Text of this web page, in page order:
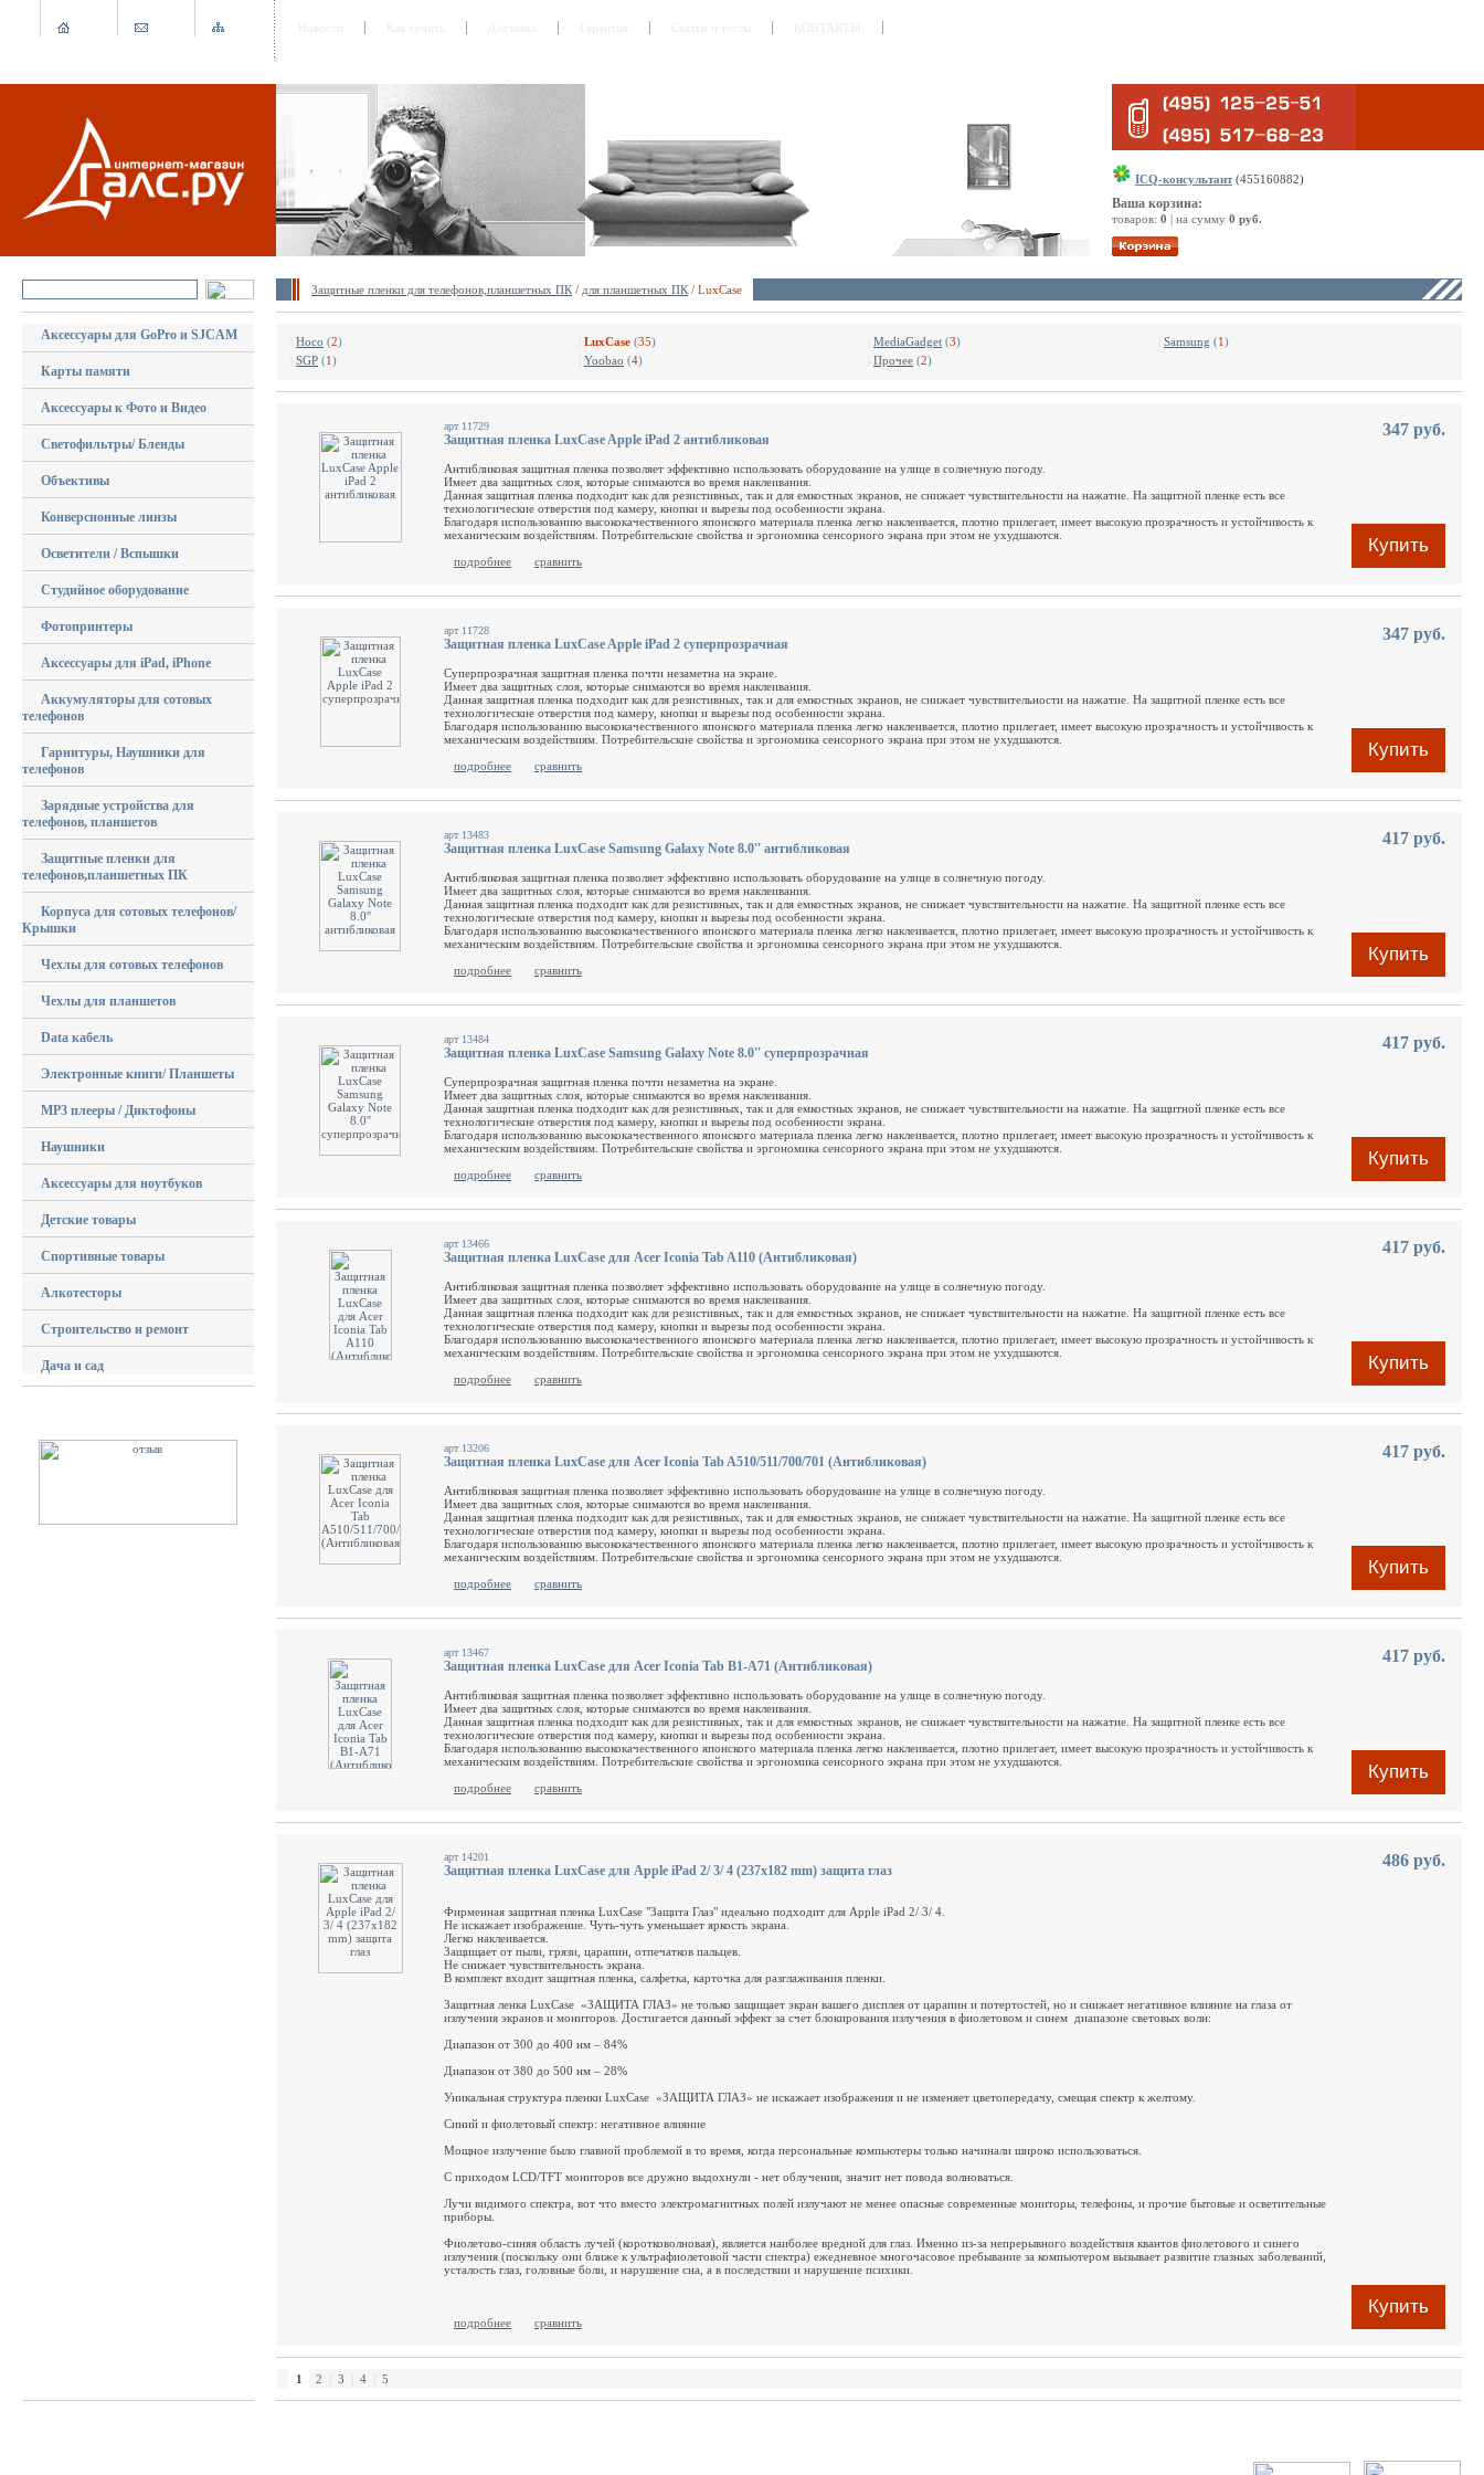
ICQ-консультант(455160882)
Ваша корзина:
товаров: 0 | на сумму 0 руб.
Защитные пленки для телефонов,планшетных ПК / для планшетных ПК / LuxCase
Аксессуары для GoPro и SJCAM
Карты памяти
Аксессуары к Фото и Видео
Светофильтры/ Бленды
Объективы
Конверсионные линзы
Осветители / Вспышки
Студийное оборудование
Фотопринтеры
Аксессуары для iPad, iPhone
Аккумуляторы для сотовых
телефонов
Гарнитуры, Наушники для
телефонов
Зарядные устройства для
телефонов, планшетов
Защитные пленки для
телефонов,планшетных ПК
Корпуса для сотовых телефонов/
Крышки
Чехлы для сотовых телефонов
Чехлы для планшетов
Data кабель
Электронные книги/ Планшеты
MP3 плееры / Диктофоны
Наушники
Аксессуары для ноутбуков
Детские товары
Спортивные товары
Алкотесторы
Строительство и ремонт
Дача и сад
Hoco (2) LuxCase (35) MediaGadget (3) Samsung (1)
SGP (1) Yoobao (4) Прочее (2)
арт 11729
Защитная пленка LuxCase Apple iPad 2 антибликовая
Антибликовая защитная пленка позволяет эффективно использовать оборудование на улице в солнечную погоду.
Имеет два защитных слоя, которые снимаются во время наклеивания.
Данная защитная пленка подходит как для резистивных, так и для емкостных экранов, не снижает чувствительности на нажатие. На защитной пленке есть все
технологические отверстия под камеру, кнопки и вырезы под особенности экрана.
Благодаря использованию высококачественного японского материала пленка легко наклеивается, плотно прилегает, имеет высокую прозрачность и устойчивость к
механическим воздействиям. Потребительские свойства и эргономика сенсорного экрана при этом не ухудшаются.
подробнее
сравнить
347 руб.
Купить
арт 11728
Защитная пленка LuxCase Apple iPad 2 суперпрозрачная
Суперпрозрачная защитная пленка почти незаметна на экране.
Имеет два защитных слоя, которые снимаются во время наклеивания.
Данная защитная пленка подходит как для резистивных, так и для емкостных экранов, не снижает чувствительности на нажатие. На защитной пленке есть все
технологические отверстия под камеру, кнопки и вырезы под особенности экрана.
Благодаря использованию высококачественного японского материала пленка легко наклеивается, плотно прилегает, имеет высокую прозрачность и устойчивость к
механическим воздействиям. Потребительские свойства и эргономика сенсорного экрана при этом не ухудшаются.
подробнее
сравнить
347 руб.
Купить
арт 13483
Защитная пленка LuxCase Samsung Galaxy Note 8.0'' антибликовая
Антибликовая защитная пленка позволяет эффективно использовать оборудование на улице в солнечную погоду.
Имеет два защитных слоя, которые снимаются во время наклеивания.
Данная защитная пленка подходит как для резистивных, так и для емкостных экранов, не снижает чувствительности на нажатие. На защитной пленке есть все
технологические отверстия под камеру, кнопки и вырезы под особенности экрана.
Благодаря использованию высококачественного японского материала пленка легко наклеивается, плотно прилегает, имеет высокую прозрачность и устойчивость к
механическим воздействиям. Потребительские свойства и эргономика сенсорного экрана при этом не ухудшаются.
подробнее
сравнить
417 руб.
Купить
арт 13484
Защитная пленка LuxCase Samsung Galaxy Note 8.0'' суперпрозрачная
Суперпрозрачная защитная пленка почти незаметна на экране.
Имеет два защитных слоя, которые снимаются во время наклеивания.
Данная защитная пленка подходит как для резистивных, так и для емкостных экранов, не снижает чувствительности на нажатие. На защитной пленке есть все
технологические отверстия под камеру, кнопки и вырезы под особенности экрана.
Благодаря использованию высококачественного японского материала пленка легко наклеивается, плотно прилегает, имеет высокую прозрачность и устойчивость к
механическим воздействиям. Потребительские свойства и эргономика сенсорного экрана при этом не ухудшаются.
подробнее
сравнить
417 руб.
Купить
арт 13466
Защитная пленка LuxCase для Acer Iconia Tab A110 (Антибликовая)
Антибликовая защитная пленка позволяет эффективно использовать оборудование на улице в солнечную погоду.
Имеет два защитных слоя, которые снимаются во время наклеивания.
Данная защитная пленка подходит как для резистивных, так и для емкостных экранов, не снижает чувствительности на нажатие. На защитной пленке есть все
технологические отверстия под камеру, кнопки и вырезы под особенности экрана.
Благодаря использованию высококачественного японского материала пленка легко наклеивается, плотно прилегает, имеет высокую прозрачность и устойчивость к
механическим воздействиям. Потребительские свойства и эргономика сенсорного экрана при этом не ухудшаются.
подробнее
сравнить
417 руб.
Купить
арт 13206
Защитная пленка LuxCase для Acer Iconia Tab A510/511/700/701 (Антибликовая)
Антибликовая защитная пленка позволяет эффективно использовать оборудование на улице в солнечную погоду.
Имеет два защитных слоя, которые снимаются во время наклеивания.
Данная защитная пленка подходит как для резистивных, так и для емкостных экранов, не снижает чувствительности на нажатие. На защитной пленке есть все
технологические отверстия под камеру, кнопки и вырезы под особенности экрана.
Благодаря использованию высококачественного японского материала пленка легко наклеивается, плотно прилегает, имеет высокую прозрачность и устойчивость к
механическим воздействиям. Потребительские свойства и эргономика сенсорного экрана при этом не ухудшаются.
подробнее
сравнить
417 руб.
Купить
арт 13467
Защитная пленка LuxCase для Acer Iconia Tab B1-A71 (Антибликовая)
Антибликовая защитная пленка позволяет эффективно использовать оборудование на улице в солнечную погоду.
Имеет два защитных слоя, которые снимаются во время наклеивания.
Данная защитная пленка подходит как для резистивных, так и для емкостных экранов, не снижает чувствительности на нажатие. На защитной пленке есть все
технологические отверстия под камеру, кнопки и вырезы под особенности экрана.
Благодаря использованию высококачественного японского материала пленка легко наклеивается, плотно прилегает, имеет высокую прозрачность и устойчивость к
механическим воздействиям. Потребительские свойства и эргономика сенсорного экрана при этом не ухудшаются.
подробнее
сравнить
417 руб.
Купить
арт 14201
Защитная пленка LuxCase для Apple iPad 2/ 3/ 4 (237x182 mm) защита глаз
Фирменная защитная пленка LuxCase "Защита Глаз" идеально подходит для Apple iPad 2/ 3/ 4.
Не искажает изображение. Чуть-чуть уменьшает яркость экрана.
Легко наклеивается.
Защищает от пыли, грязи, царапин, отпечатков пальцев.
Не снижает чувствительность экрана.
В комплект входит защитная пленка, салфетка, карточка для разглаживания пленки.
Защитная ленка LuxCase «ЗАЩИТА ГЛАЗ» не только защищает экран вашего дисплея от царапин и потертостей, но и снижает негативное влияние на глаза от
излучения экранов и мониторов. Достигается данный эффект за счет блокирования излучения в фиолетовом и синем диапазоне световых волн:
Диапазон от 300 до 400 нм – 84%
Диапазон от 380 до 500 нм – 28%
Уникальная структура пленки LuxCase «ЗАЩИТА ГЛАЗ» не искажает изображения и не изменяет цветопередачу, смещая спектр к желтому.
Синий и фиолетовый спектр: негативное влияние
Мощное излучение было главной проблемой в то время, когда персональные компьютеры только начинали широко использоваться.
С приходом LCD/TFT мониторов все дружно выдохнули - нет облучения, значит нет повода волноваться.
Лучи видимого спектра, вот что вместо электромагнитных полей излучают не менее опасные современные мониторы, телефоны, и прочие бытовые и осветительные
приборы.
Фиолетово-синяя область лучей (коротковолновая), является наиболее вредной для глаз. Именно из-за непрерывного воздействия квантов фиолетового и синего
излучения (поскольку они ближе к ультрафиолетовой части спектра) ежедневное многочасовое пребывание за компьютером вызывает развитие глазных заболеваний,
усталость глаз, головные боли, и нарушение сна, а в последствии и нарушение психики.
подробнее сравнить
486 руб.
Купить
1 2 3 4 5